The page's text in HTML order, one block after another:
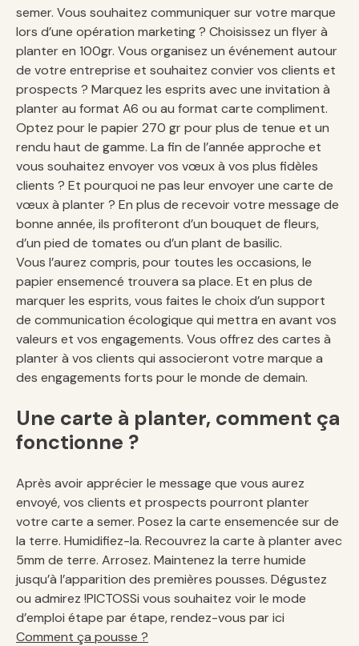
semer. Vous souhaitez communiquer sur votre marque
lors d’une opération marketing ? Choisissez un flyer à
planter en 100gr. Vous organisez un événement autour
de votre entreprise et souhaitez convier vos clients et
prospects ? Marquez les esprits avec une invitation à
planter au format A6 ou au format carte compliment.
Optez pour le papier 270 gr pour plus de tenue et un
rendu haut de gamme. La fin de l’année approche et
vous souhaitez envoyer vos vœux à vos plus fidèles
clients ? Et pourquoi ne pas leur envoyer une carte de
vœux à planter ? En plus de recevoir votre message de
bonne année, ils profiteront d’un bouquet de fleurs,
d’un pied de tomates ou d’un plant de basilic.
Vous l’aurez compris, pour toutes les occasions, le
papier ensemencé trouvera sa place. Et en plus de
marquer les esprits, vous faites le choix d’un support
de communication écologique qui mettra en avant vos
valeurs et vos engagements. Vous offrez des cartes à
planter à vos clients qui associeront votre marque a
des engagements forts pour le monde de demain.
Une carte à planter, comment ça
fonctionne ?
Après avoir apprécier le message que vous aurez
envoyé, vos clients et prospects pourront planter
votre carte a semer. Posez la carte ensemencée sur de
la terre. Humidifiez-la. Recouvrez la carte à planter avec
5mm de terre. Arrosez. Maintenez la terre humide
jusqu’à l’apparition des premières pousses. Dégustez
ou admirez !PICTOSSi vous souhaitez voir le mode
d’emploi étape par étape, rendez-vous par ici
Comment ça pousse ?